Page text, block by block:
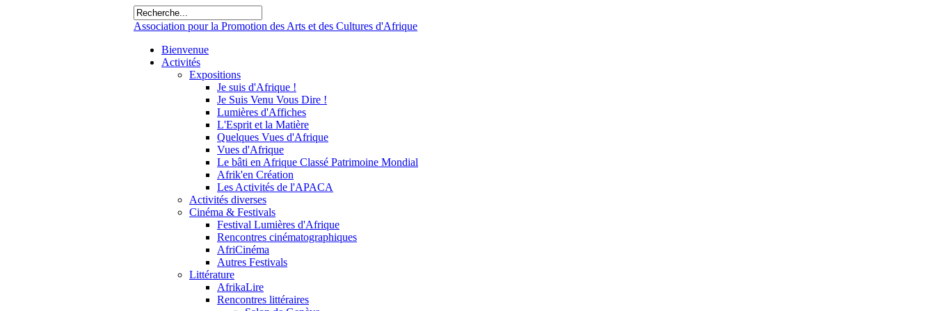
Association pour la Promotion des Arts et des Cultures d'Afrique
Bienvenue
Activités
Expositions
Je suis d'Afrique !
Je Suis Venu Vous Dire !
Lumières d'Affiches
L'Esprit et la Matière
Quelques Vues d'Afrique
Vues d'Afrique
Le bâti en Afrique Classé Patrimoine Mondial
Afrik'en Création
Les Activités de l'APACA
Activités diverses
Cinéma & Festivals
Festival Lumières d'Afrique
Rencontres cinématographiques
AfriCinéma
Autres Festivals
Littérature
AfrikaLire
Rencontres littéraires